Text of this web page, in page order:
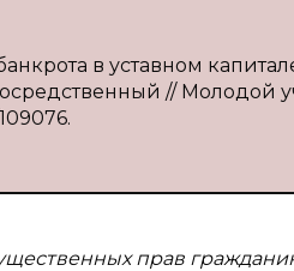
в уставном
//
прав